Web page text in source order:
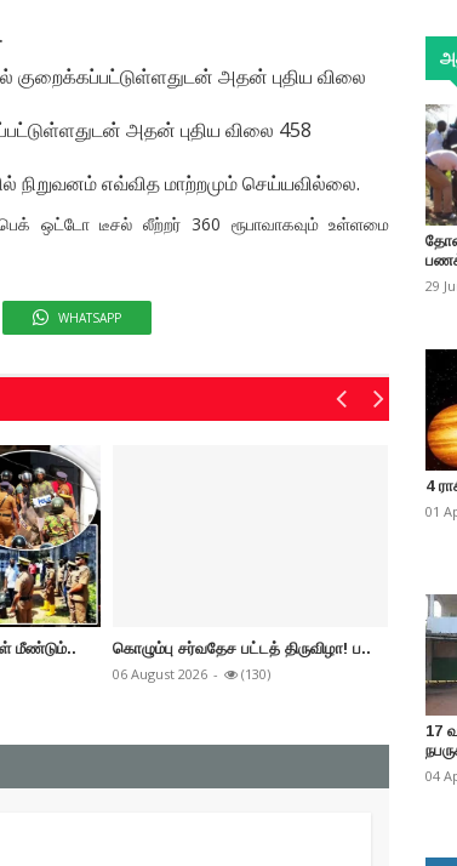
குறைக்கப்பட்டுள்ளதுடன் அதன் புதிய விலை
அதன் புதிய விலை 458
நிறுவனம் எவ்வித மாற்றமும் செய்யவில்லை.
ஒட்டோ டீசல் லீற்றர் 360 ரூபாவாகவும் உள்ளமை
WHATSAPP
மீண்டும்..
கொழும்பு சர்வதேச பட்டத் திருவிழா! ப..
06 August 2026 - (130)
மறு
06
29
4
01
17
04